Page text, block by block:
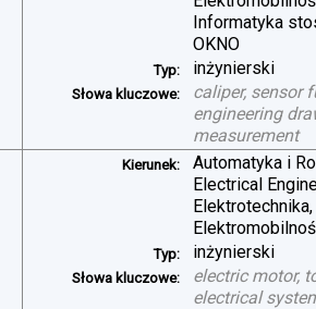
Informatyka
OKNO
Typ: inżynierski
Słowa kluczowe:
caliper, sensor
engineering
measurement
Kierunek:
Automatyka i
Electrical
Elektrotechnika,
Typ: inżynierski
Słowa kluczowe:
electric motor,
electrical